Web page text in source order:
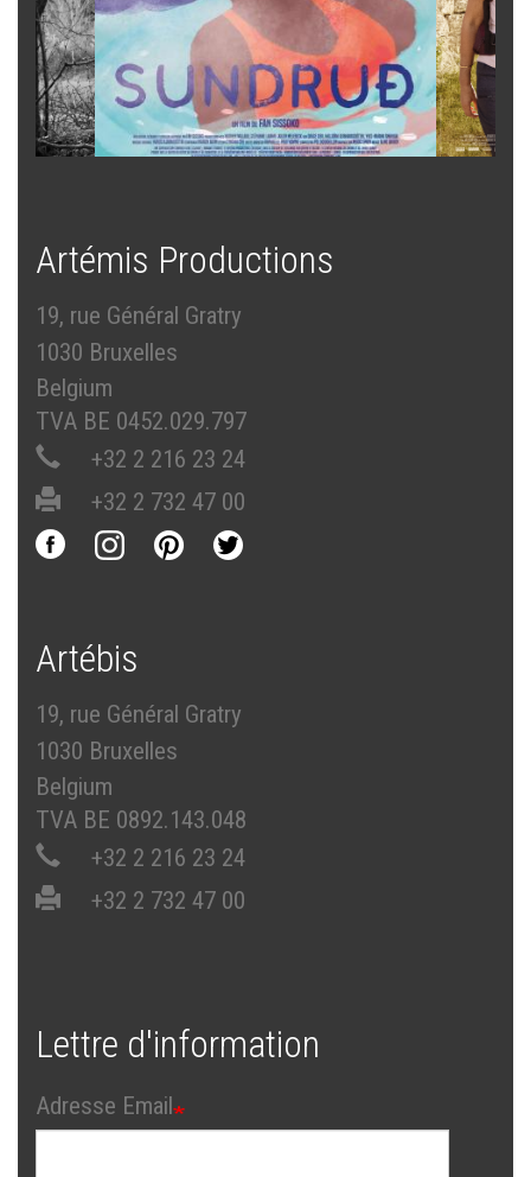
Artémis Productions
19, rue Général Gratry
1030 Bruxelles
Belgium
TVA BE 0452.029.797
+32 2 216 23 24
+32 2 732 47 00
Artébis
19, rue Général Gratry
1030 Bruxelles
Belgium
TVA BE 0892.143.048
+32 2 216 23 24
+32 2 732 47 00
Lettre d'information
Adresse Email